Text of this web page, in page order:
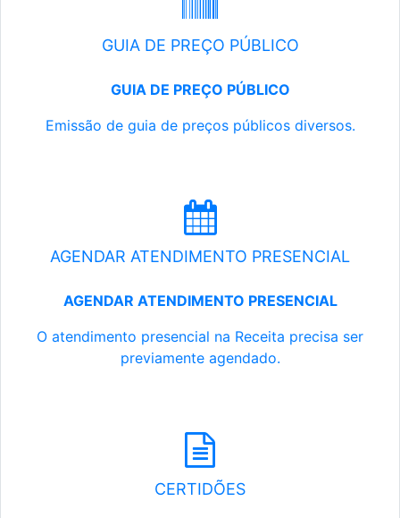
GUIA DE PREÇO PÚBLICO
GUIA DE PREÇO PÚBLICO
Emissão de guia de preços públicos diversos.
AGENDAR ATENDIMENTO PRESENCIAL
AGENDAR ATENDIMENTO PRESENCIAL
O atendimento presencial na Receita precisa ser
previamente agendado.
CERTIDÕES